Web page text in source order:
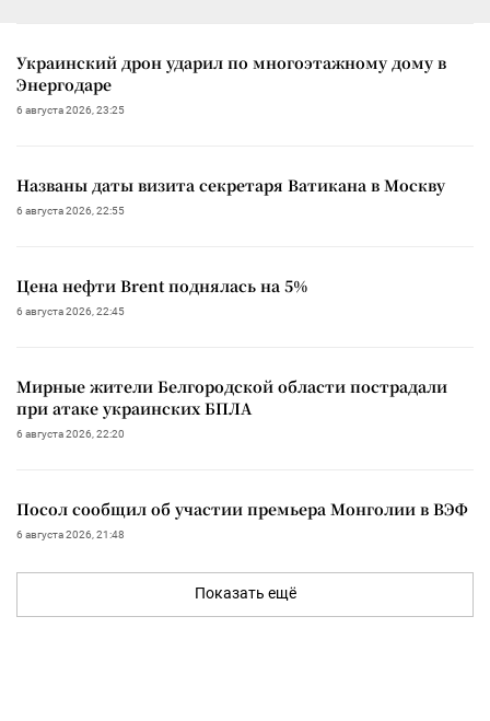
Украинский дрон ударил по многоэтажному дому в
Энергодаре
6 августа 2026, 23:25
Названы даты визита секретаря Ватикана в Москву
6 августа 2026, 22:55
Цена нефти Brent поднялась на 5%
6 августа 2026, 22:45
Мирные жители Белгородской области пострадали
при атаке украинских БПЛА
6 августа 2026, 22:20
Посол сообщил об участии премьера Монголии в ВЭФ
6 августа 2026, 21:48
Показать ещё